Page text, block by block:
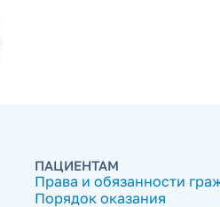
ПАЦИЕНТАМ
Права и обязанности
Порядок оказания